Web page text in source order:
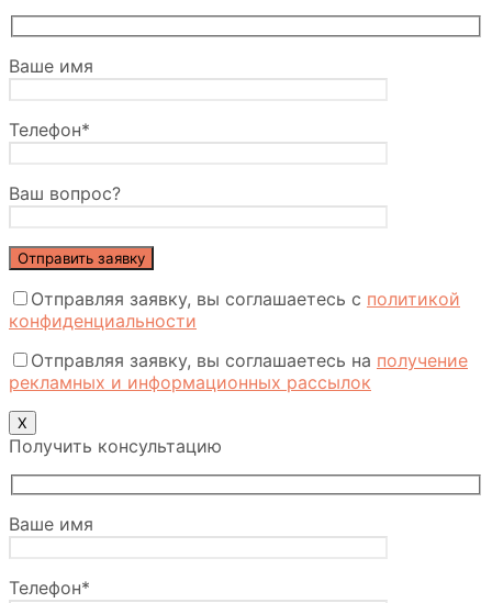
Ваше имя
Телефон*
Ваш вопрос?
Отправляя заявку, вы соглашаетесь с политикой
конфиденциальности
Отправляя заявку, вы соглашаетесь на получение
рекламных и информационных рассылок
Х
Получить консультацию
Ваше имя
Телефон*